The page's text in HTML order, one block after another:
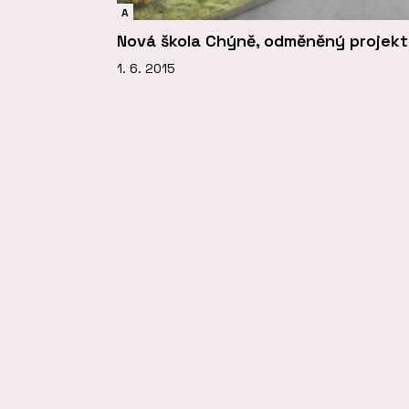
A
Nová škola Chýně, odměněný
1. 6. 2015